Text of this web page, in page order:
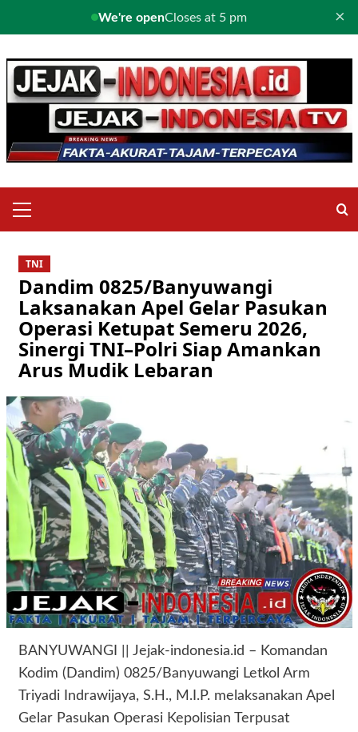
We're openCloses at 5 pm ×
to
content
Menu
TNI
Dandim 0825/Banyuwangi
Laksanakan Apel Gelar Pasukan
Operasi Ketupat Semeru 2026,
Sinergi TNI–Polri Siap Amankan
Arus Mudik Lebaran
BANYUWANGI || Jejak-indonesia.id – Komandan
Kodim (Dandim) 0825/Banyuwangi Letkol Arm
Triyadi Indrawijaya, S.H., M.I.P. melaksanakan Apel
Gelar Pasukan Operasi Kepolisian Terpusat